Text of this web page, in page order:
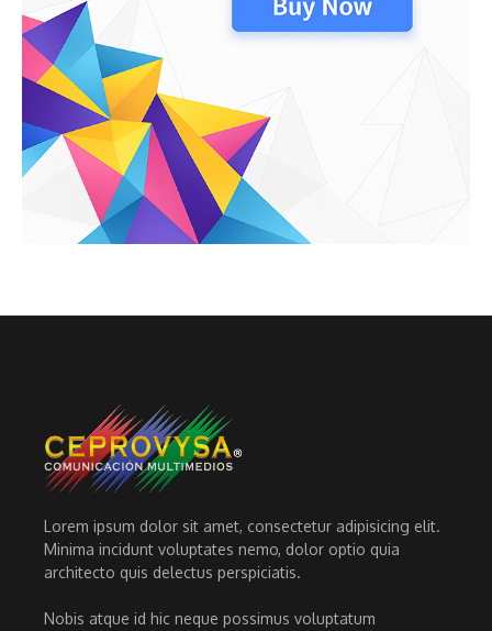
Lorem ipsum dolor sit amet, consectetur adipisicing elit.
Minima incidunt voluptates nemo, dolor optio quia
architecto quis delectus perspiciatis.
Nobis atque id hic neque possimus voluptatum